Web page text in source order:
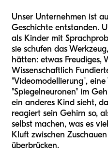
Unser Unternehmen ist
Geschichte entstanden.
als Kinder mit
sie schufen das
hätten: etwas Freudiges,
Wissenschaftlich
"Videomodellierung", eine
"Spiegelneuronen" im
ein anderes Kind sieht,
reagiert sein Gehirn so,
selbst machen, was es
Kluft zwischen
überbrücken.